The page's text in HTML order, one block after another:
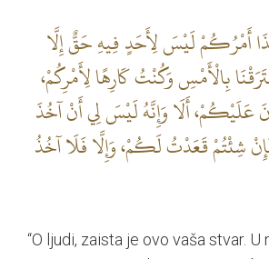
أَمْرُكُمْ‏ لَيْسَ‏ لِأَحَدٍ فِيهِ حَقٌّ إِلَّا
بِالْأَمْسِ وَكُنْتُ كَارِهًا لِأَمْرِكُمْ،
عَلَيْكُمْ، أَلَا وَإِنَّهُ لَيْسَ لِي أَنْ آخُذَ
شِئْتُمْ قَعَدْتُ لَكُمْ، وَإِلَّا فَلَا آخُذُ
“O ljudi, zaista je ovo vaša stvar. U